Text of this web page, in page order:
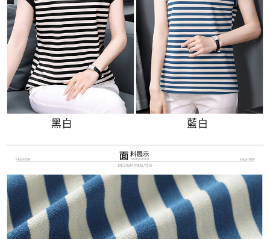
時審查核予不同之上限額度；若仍有額度不足之情形，本公司將視審查結果
請求用戶進行身份認證。
５．嚴禁一人註冊多個帳號或使用他人資訊註冊。若發現惡意使用之情形，
恩沛科技股份有限公司將有權停止該用戶之使用額度並採取法律行動。
宅配
每筆NT$70，滿NT$699(含以上)免運費
離島-郵局寄送
每筆NT$90，滿NT$699(含以上)免運費
國家/地區配送 查看運費